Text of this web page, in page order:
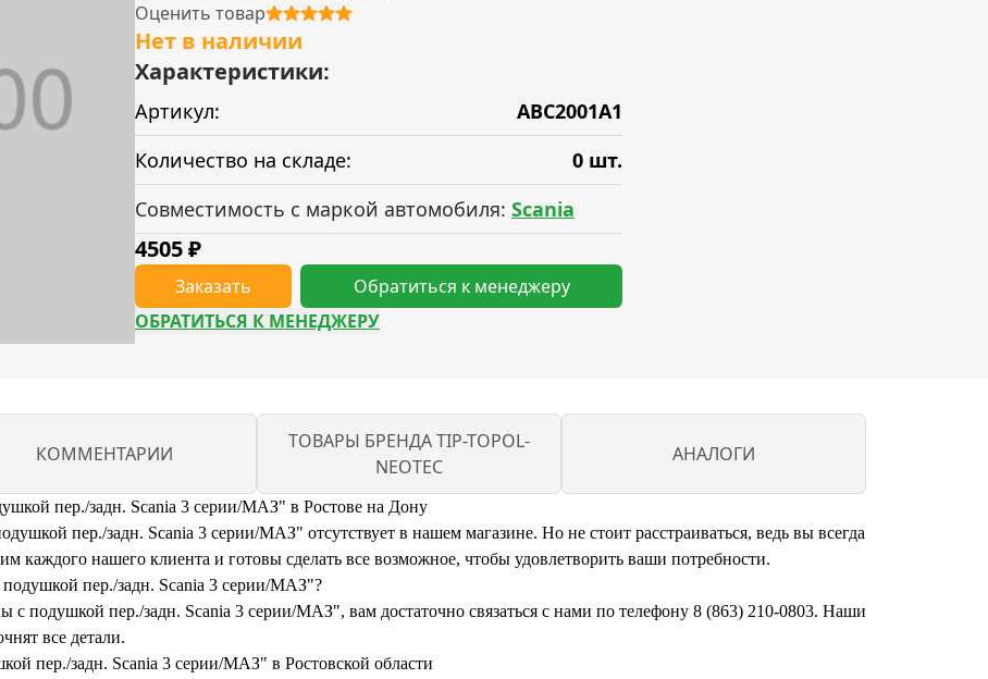
Оценить товар
Нет в наличии
Характеристики:
Артикул:
ABC2001A1
Количество на складе:
0 шт.
Совместимость с маркой автомобиля: Scania
4505₽
Заказать
Обратиться к менеджеру
ОБРАТИТЬСЯ К МЕНЕДЖЕРУ
КОММЕНТАРИИ
ТОВАРЫ БРЕНДА TIP-TOPOL-
NEOTEC
АНАЛОГИ
пер./задн. Scania 3 серии/МАЗ" в Ростове на Дону
пер./задн. Scania 3 серии/МАЗ" отсутствует в нашем магазине. Но не стоит расстраиваться, ведь вы всегда
нашего клиента и готовы сделать все возможное, чтобы удовлетворить ваши потребности.
пер./задн. Scania 3 серии/МАЗ"?
с подушкой пер./задн. Scania 3 серии/МАЗ", вам достаточно связаться с нами по телефону 8 (863) 210-0803. Наши
все детали.
пер./задн. Scania 3 серии/МАЗ" в Ростовской области